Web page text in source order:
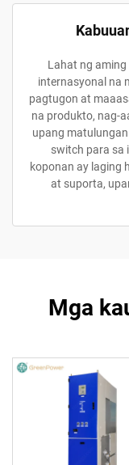
Lahat ng
internasyonal na
pagtugon at
na produkto, nag-
upang
switch para sa
koponan ay laging
at suporta,
Mga